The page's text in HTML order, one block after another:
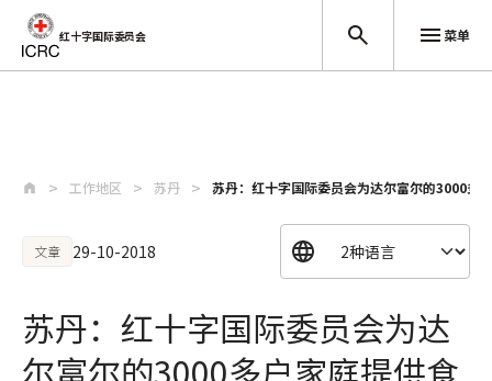
红十字国际委员会 菜单
工作地区 苏丹 苏丹：红十字国际委员会为达尔富尔的3000多
文章 29-10-2018
苏丹：红十字国际委员会为达
尔富尔的3000多户家庭提供食